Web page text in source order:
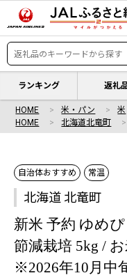
ランキング 返礼
HOME 米・パン 米
HOME
北海道北竜町
自治体おすすめ 常温
北海道 北竜町
新米 予約 ゆめ
節減栽培 5kg /
※2026年10月中